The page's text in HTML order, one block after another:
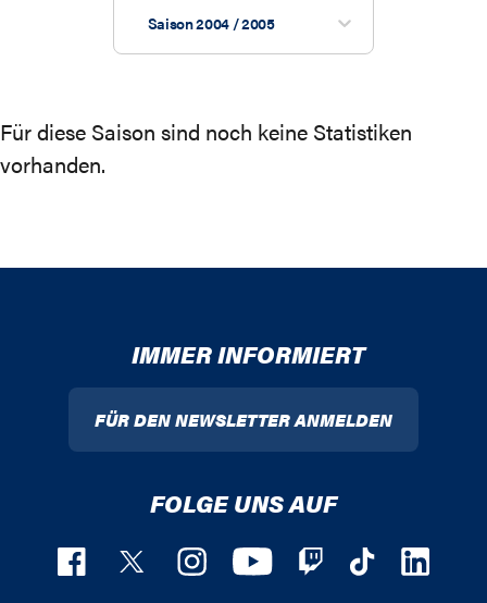
Saison 2004 / 2005
Für diese Saison sind noch keine Statistiken
vorhanden.
IMMER INFORMIERT
FÜR DEN NEWSLETTER ANMELDEN
FOLGE UNS AUF